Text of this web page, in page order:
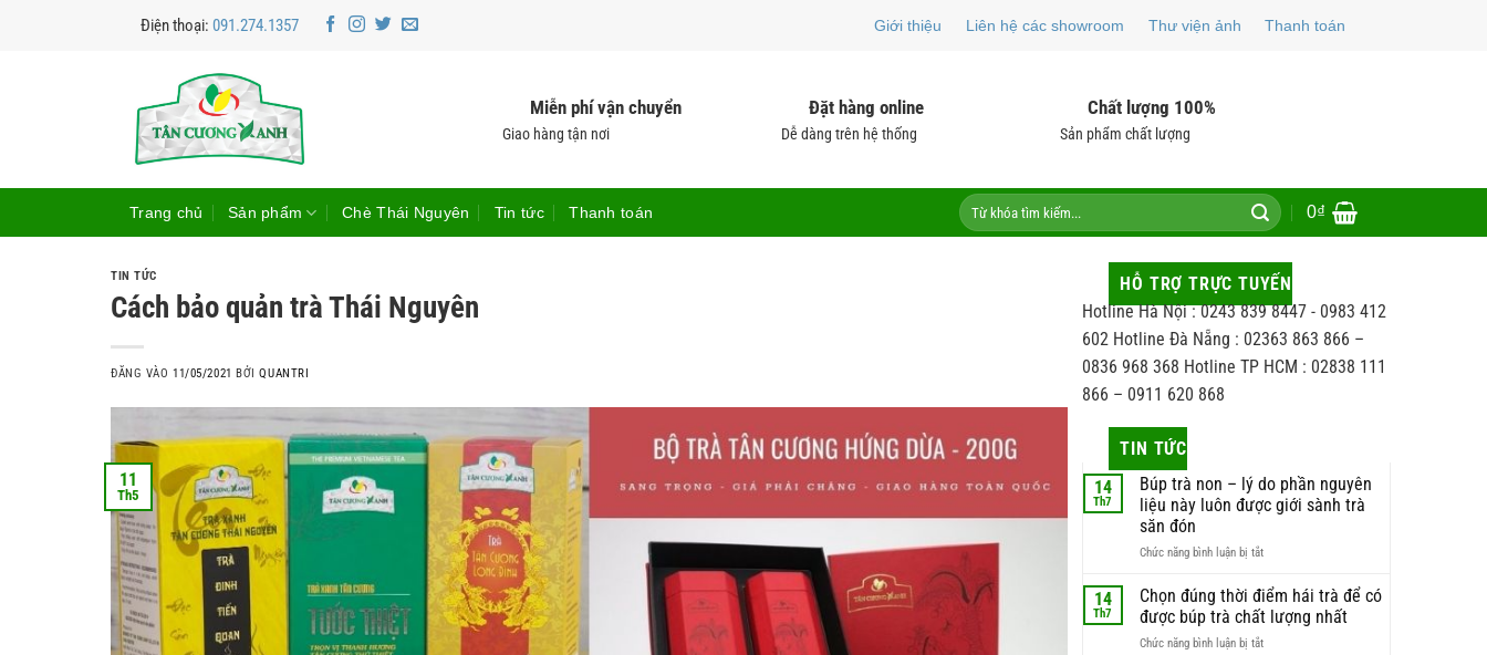
Điện thoại: 091.274.1357 Giới thiệu Liên hệ các showroom Thư viện ảnh Thanh toán
Miễn phí vận chuyển
Giao hàng tận nơi
Đặt hàng online
Dễ dàng trên hệ thống
Chất lượng 100%
Sản phẩm chất lượng
Trang chủ Sản phẩm Chè Thái Nguyên Tin tức Thanh toán
Tìm
kiếm:
0₫
TIN TỨC
Cách bảo quản trà Thái Nguyên
ĐĂNG VÀO11/05/2021 BỞIQUANTRI
11
Th5
HỖ TRỢ TRỰC TUYẾN
Hotline Hà Nội : 0243 839 8447 - 0983 412
602 Hotline Đà Nẵng : 02363 863 866 –
0836 968 368 Hotline TP HCM : 02838 111
866 – 0911 620 868
TIN TỨC
14
Th7
Búp trà non – lý do phần nguyên
liệu này luôn được giới sành trà
săn đón
Chức năng bình luận bị tắtở
trà
non
–
lý
14
Th7
Chọn đúng thời điểm hái trà để có
được búp trà chất lượng nhất
Chức năng bình luận bị tắtở